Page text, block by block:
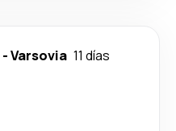
-Varsovia 11 días